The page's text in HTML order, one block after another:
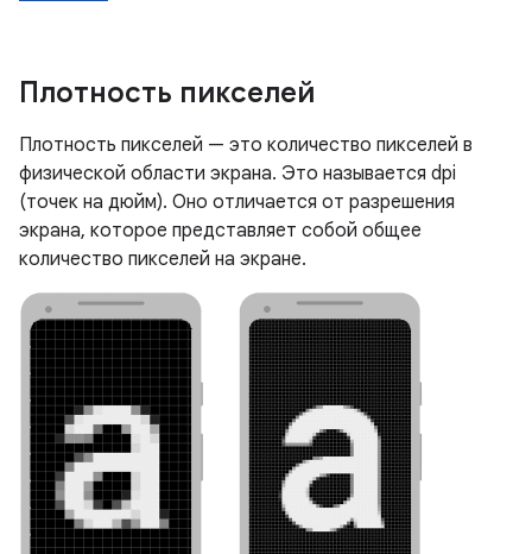
Плотность пикселей
Плотность пикселей — это количество пикселей в
физической области экрана. Это называется dpi
(точек на дюйм). Оно отличается от разрешения
экрана, которое представляет собой общее
количество пикселей на экране.